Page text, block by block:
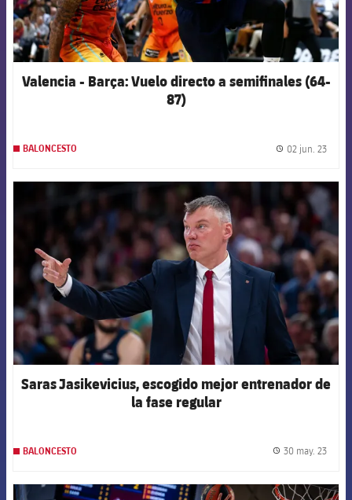
Valencia - Barça: Vuelo directo a semifinales (64-
87)
BALONCESTO 02 jun. 23
FCB Barcelona badge
Saras Jasikevicius, escogido mejor entrenador de
la fase regular
BALONCESTO 30 may. 23
FCB Barcelona badge